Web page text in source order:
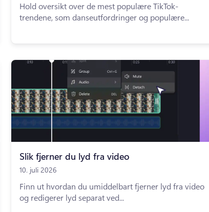
Hold oversikt over de mest populære TikTok-
trendene, som danseutfordringer og populære...
Slik fjerner du lyd fra video
10. juli 2026
Finn ut hvordan du umiddelbart fjerner lyd fra video
og redigerer lyd separat ved...